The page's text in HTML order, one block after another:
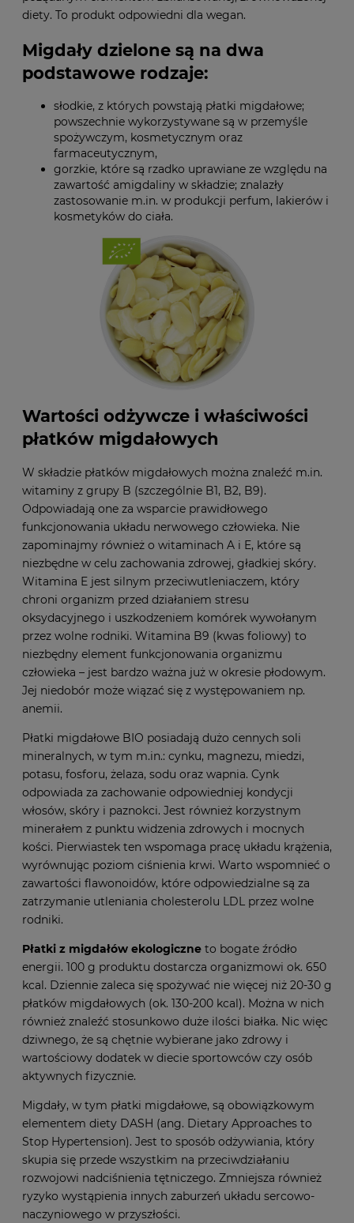
diety. To produkt odpowiedni dla wegan.
Migdały dzielone są na dwa
podstawowe rodzaje:
słodkie, z których powstają płatki migdałowe;
powszechnie wykorzystywane są w przemyśle
spożywczym, kosmetycznym oraz
farmaceutycznym,
gorzkie, które są rzadko uprawiane ze względu na
zawartość amigdaliny w składzie; znalazły
zastosowanie m.in. w produkcji perfum, lakierów i
kosmetyków do ciała.
Wartości odżywcze i właściwości
płatków migdałowych
W składzie płatków migdałowych można znaleźć m.in.
witaminy z grupy B (szczególnie B1, B2, B9).
Odpowiadają one za wsparcie prawidłowego
funkcjonowania układu nerwowego człowieka. Nie
zapominajmy również o witaminach A i E, które są
niezbędne w celu zachowania zdrowej, gładkiej skóry.
Witamina E jest silnym przeciwutleniaczem, który
chroni organizm przed działaniem stresu
oksydacyjnego i uszkodzeniem komórek wywołanym
przez wolne rodniki. Witamina B9 (kwas foliowy) to
niezbędny element funkcjonowania organizmu
człowieka – jest bardzo ważna już w okresie płodowym.
Jej niedobór może wiązać się z występowaniem np.
anemii.
Płatki migdałowe BIO posiadają dużo cennych soli
mineralnych, w tym m.in.: cynku, magnezu, miedzi,
potasu, fosforu, żelaza, sodu oraz wapnia. Cynk
odpowiada za zachowanie odpowiedniej kondycji
włosów, skóry i paznokci. Jest również korzystnym
minerałem z punktu widzenia zdrowych i mocnych
kości. Pierwiastek ten wspomaga pracę układu krążenia,
wyrównując poziom ciśnienia krwi. Warto wspomnieć o
zawartości flawonoidów, które odpowiedzialne są za
zatrzymanie utleniania cholesterolu LDL przez wolne
rodniki.
Płatki z migdałów ekologiczne to bogate źródło
energii. 100 g produktu dostarcza organizmowi ok. 650
kcal. Dziennie zaleca się spożywać nie więcej niż 20-30 g
płatków migdałowych (ok. 130-200 kcal). Można w nich
również znaleźć stosunkowo duże ilości białka. Nic więc
dziwnego, że są chętnie wybierane jako zdrowy i
wartościowy dodatek w diecie sportowców czy osób
aktywnych fizycznie.
Migdały, w tym płatki migdałowe, są obowiązkowym
elementem diety DASH (ang. Dietary Approaches to
Stop Hypertension). Jest to sposób odżywiania, który
skupia się przede wszystkim na przeciwdziałaniu
rozwojowi nadciśnienia tętniczego. Zmniejsza również
ryzyko wystąpienia innych zaburzeń układu sercowo-
naczyniowego w przyszłości.